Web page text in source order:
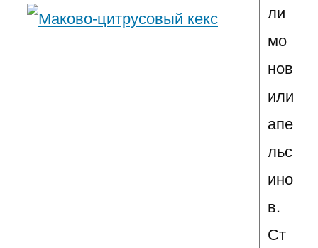
ли
мо
нов
или
апе
льс
ино
в.
Ст